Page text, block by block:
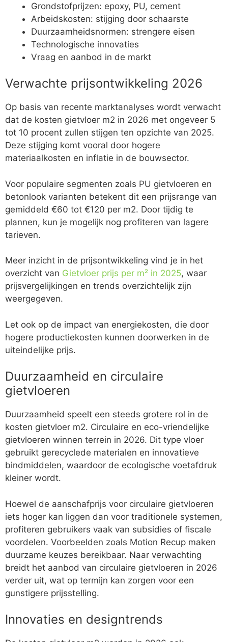
Grondstofprijzen: epoxy, PU, cement
Arbeidskosten: stijging door schaarste
Duurzaamheidsnormen: strengere eisen
Technologische innovaties
Vraag en aanbod in de markt
Verwachte prijsontwikkeling 2026
Op basis van recente marktanalyses wordt verwacht
dat de kosten gietvloer m2 in 2026 met ongeveer 5
tot 10 procent zullen stijgen ten opzichte van 2025.
Deze stijging komt vooral door hogere
materiaalkosten en inflatie in de bouwsector.
Voor populaire segmenten zoals PU gietvloeren en
betonlook varianten betekent dit een prijsrange van
gemiddeld €60 tot €120 per m2. Door tijdig te
plannen, kun je mogelijk nog profiteren van lagere
tarieven.
Meer inzicht in de prijsontwikkeling vind je in het
overzicht van Gietvloer prijs per m² in 2025, waar
prijsvergelijkingen en trends overzichtelijk zijn
weergegeven.
Let ook op de impact van energiekosten, die door
hogere productiekosten kunnen doorwerken in de
uiteindelijke prijs.
Duurzaamheid en circulaire
gietvloeren
Duurzaamheid speelt een steeds grotere rol in de
kosten gietvloer m2. Circulaire en eco-vriendelijke
gietvloeren winnen terrein in 2026. Dit type vloer
gebruikt gerecyclede materialen en innovatieve
bindmiddelen, waardoor de ecologische voetafdruk
kleiner wordt.
Hoewel de aanschafprijs voor circulaire gietvloeren
iets hoger kan liggen dan voor traditionele systemen,
profiteren gebruikers vaak van subsidies of fiscale
voordelen. Voorbeelden zoals Motion Recup maken
duurzame keuzes bereikbaar. Naar verwachting
breidt het aanbod van circulaire gietvloeren in 2026
verder uit, wat op termijn kan zorgen voor een
gunstigere prijsstelling.
Innovaties en designtrends